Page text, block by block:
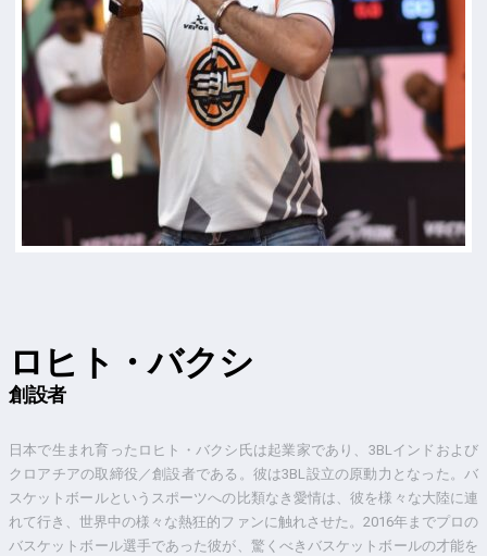
ロヒト・バクシ
創設者
日本で生まれ育ったロヒト・バクシ氏は起業家であり、3BLインドおよび
クロアチアの取締役／創設者である。彼は3BL設立の原動力となった。バ
スケットボールというスポーツへの比類なき愛情は、彼を様々な大陸に連
れて行き、世界中の様々な熱狂的ファンに触れさせた。2016年までプロの
バスケットボール選手であった彼が、驚くべきバスケットボールの才能を